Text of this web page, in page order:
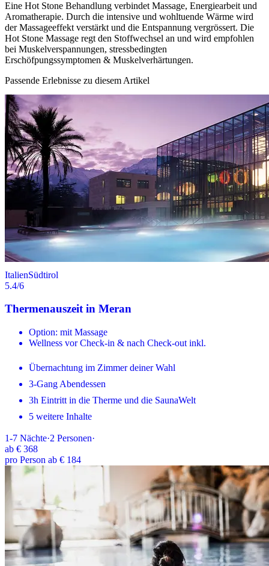
Eine Hot Stone Behandlung verbindet Massage, Energiearbeit und
Aromatherapie. Durch die intensive und wohltuende Wärme wird
der Massageeffekt verstärkt und die Entspannung vergrössert. Die
Hot Stone Massage regt den Stoffwechsel an und wird empfohlen
bei Muskelverspannungen, stressbedingten
Erschöfpungssymptomen & Muskelverhärtungen.
Passende Erlebnisse zu diesem Artikel
ItalienSüdtirol
5.4/6
Thermenauszeit in Meran
Option: mit Massage
Wellness vor Check-in & nach Check-out inkl.
Übernachtung im Zimmer deiner Wahl
3-Gang Abendessen
3h Eintritt in die Therme und die SaunaWelt
5 weitere Inhalte
1-7 Nächte·2 Personen·
ab € 368
pro Person ab € 184